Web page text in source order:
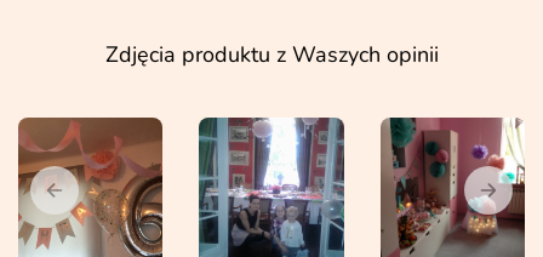
Zdjęcia produktu z Waszych opinii